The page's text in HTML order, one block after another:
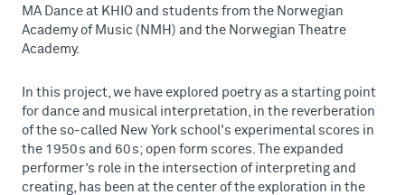
MA Dance at KHIO and students from the Norwegian
Academy of Music (NMH) and the Norwegian Theatre
Academy.
In this project, we have explored poetry as a starting point
for dance and musical interpretation, in the reverberation
of the so-called New York school's experimental scores in
the 1950s and 60s; open form scores. The expanded
performer’s role in the intersection of interpreting and
creating, has been at the center of the exploration in the